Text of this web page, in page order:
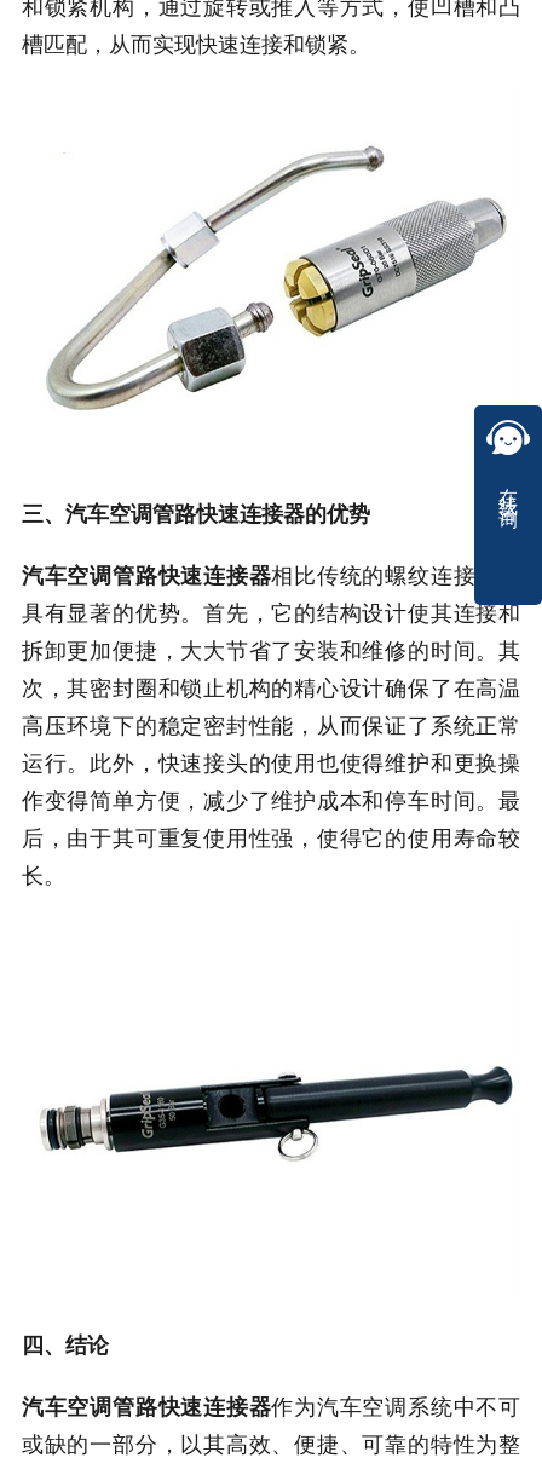
和锁紧机构，通过旋转或推入等方式，使凹槽和凸
槽匹配，从而实现快速连接和锁紧。
三、汽车空调管路快速连接器的优势
汽车空调管路快速连接器相比传统的螺纹连接方式
具有显著的优势。首先，它的结构设计使其连接和
拆卸更加便捷，大大节省了安装和维修的时间。其
次，其密封圈和锁止机构的精心设计确保了在高温
高压环境下的稳定密封性能，从而保证了系统正常
运行。此外，快速接头的使用也使得维护和更换操
作变得简单方便，减少了维护成本和停车时间。最
后，由于其可重复使用性强，使得它的使用寿命较
长。
四、结论
汽车空调管路快速连接器作为汽车空调系统中不可
或缺的一部分，以其高效、便捷、可靠的特性为整
在线咨询